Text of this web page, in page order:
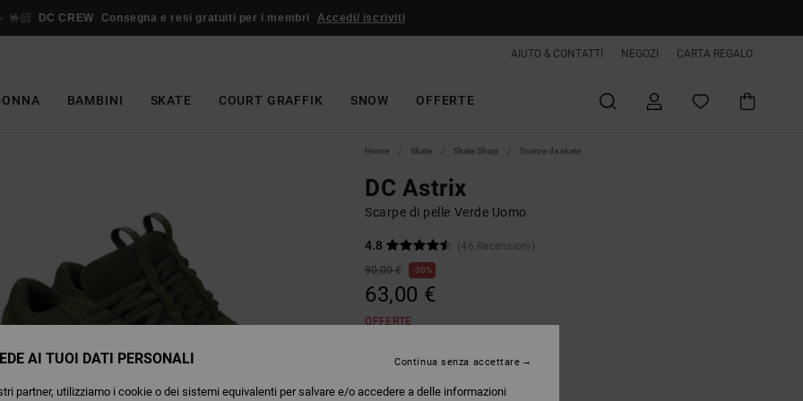
🤟🏻 DC CREW Consegna e resi gratuiti per i membri Accedi/ iscriviti
AIUTO & CONTATTI NEGOZI CARTA REGALO
BAMBINI SKATE COURT GRAFFIK SNOW OFFERTE
Home Skate Skate Shop Scarpe da skate
DC Astrix
Scarpe di pelle Verde Uomo
4.8
(46 Recensioni)
90,00 €
30%
63,00 €
OFFERTE
AI TUOI DATI PERSONALI
partner, utilizziamo i cookie o dei sistemi equivalenti per salvare e/o accedere a delle informazioni
Continua senza accettare